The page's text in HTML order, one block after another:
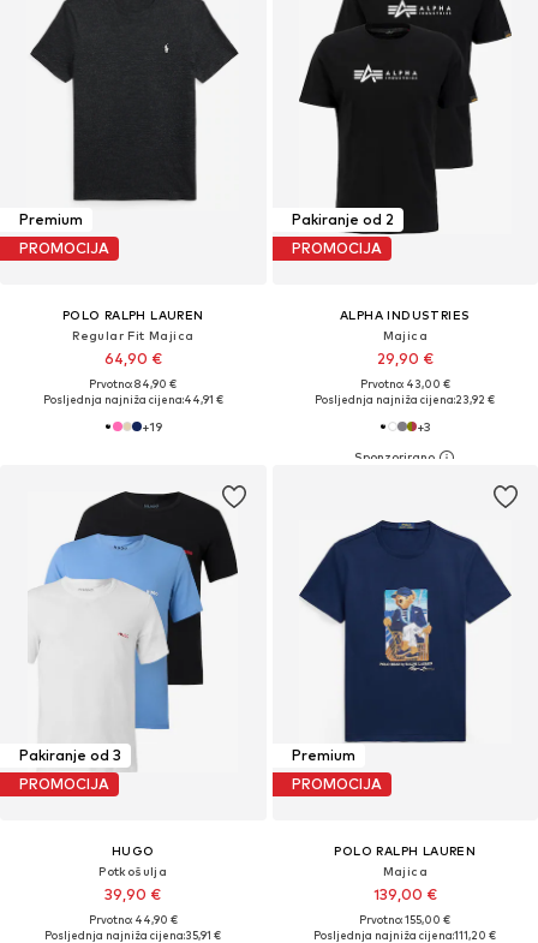
Premium
PROMOCIJA
POLO RALPH LAUREN
Regular Fit Majica
64,90 €
Prvotno: 84,90 €
Posljednja najniža cijena:44,91 €
+19
Pakiranje od 2
PROMOCIJA
ALPHA INDUSTRIES
Majica
29,90 €
Prvotno: 43,00 €
Posljednja najniža cijena:23,92 €
+3
Pakiranje od 3
PROMOCIJA
HUGO
Potkošulja
39,90 €
Prvotno: 44,90 €
Posljednja najniža cijena:35,91 €
Premium
PROMOCIJA
POLO RALPH LAUREN
Majica
139,00 €
Prvotno: 155,00 €
Posljednja najniža cijena:111,20 €